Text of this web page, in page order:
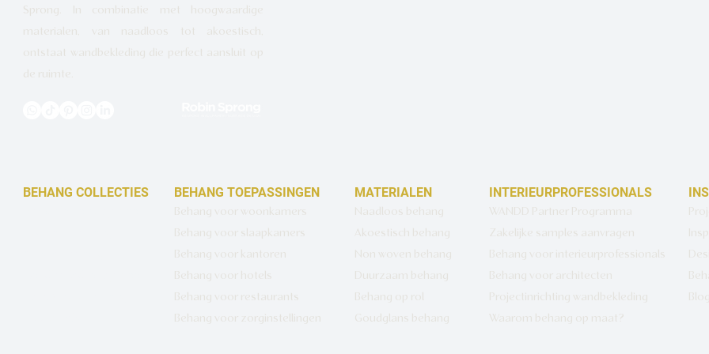
Sprong. In combinatie met hoogwaardige
materialen, van naadloos tot akoestisch,
ontstaat wandbekleding die perfect aansluit op
de ruimte.
BEHANG COLLECTIES BEHANG TOEPASSINGEN
Behang voor woonkamers
Behang voor slaapkamers
Behang voor kantoren
Behang voor hotels
Behang voor restaurants
Behang voor zorginstellingen
MATERIALEN
Naadloos behang
Akoestisch behang
Non woven behang
Duurzaam behang
Behang op rol
Goudglans behang
INTERIEURPROFESSIONALS
WANDD Partner Programma
Zakelijke samples aanvragen
Behang voor interieurprofessionals
Behang voor architecten
Projectinrichting wandbekleding
Waarom behang op maat?
Blog